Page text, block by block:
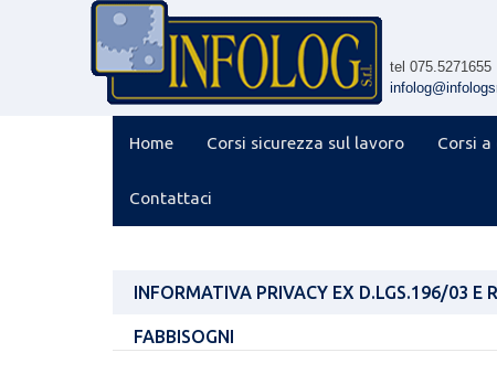
tel 075.5271655
Home Corsi sicurezza sul lavoro Corsi
Contattaci
INFORMATIVA PRIVACY EX D.LGS.196/03 E
FABBISOGNI